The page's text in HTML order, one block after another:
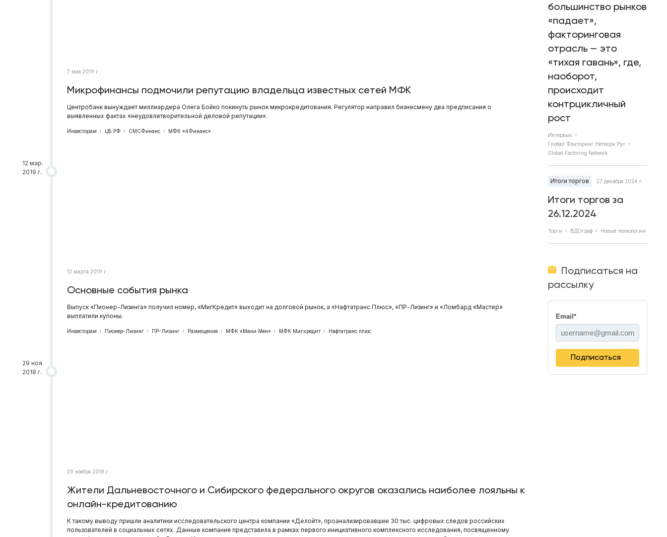
7 мая 2019 г.
Микрофинансы подмочили репутацию владельца известных сетей МФК
Центробанк вынуждает миллиардера Олега Бойко покинуть рынок микрокредитования. Регулятор направил бизнесмену два предписания о
выявленных фактах «неудовлетворительной деловой репутации».
Инвесторам ЦБ РФ СМСФинанс МФК «4Финанс»
12 мар.
2019 г.
12 марта 2019 г.
Основные события рынка
Выпуск «Пионер-Лизинга» получил номер, «МигКредит» выходит на долговой рынок, а «Нафтатранс Плюс», «ПР-Лизинг» и «Ломбард «Мастер»
выплатили купоны.
Инвесторам Пионер-Лизинг ПР-Лизинг Размещения МФК «Мани Мен» МФК Мигкредит Нафтатранс плюс
29 ноя.
2018 г.
29 ноября 2018 г.
Жители Дальневосточного и Сибирского федерального округов оказались наиболее лояльны к
онлайн-кредитованию
К такому выводу пришли аналитики исследовательского центра компании «Делойт», проанализировавшие 30 тыс. цифровых следов российских
пользователей в социальных сетях. Данные компания представила в рамках первого инициативного комплексного исследования, посвященному
большинство рынков
«падает»,
факторинговая
отрасль — это
«тихая гавань», где,
наоборот,
происходит
контрцикличный
рост
Интервью
Глобал Факторинг Нетворк Рус
Global Factoring Network
Итоги торгов 27 декабря 2024 г.
Итоги торгов за
26.12.2024
Торги ВДОграф Новые технологии
Подписаться на
рассылку
Email *
Подписаться